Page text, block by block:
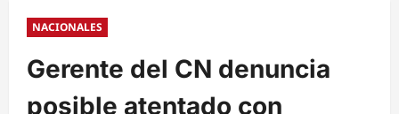
NACIONALES
Gerente del CN denuncia
posible atentado con